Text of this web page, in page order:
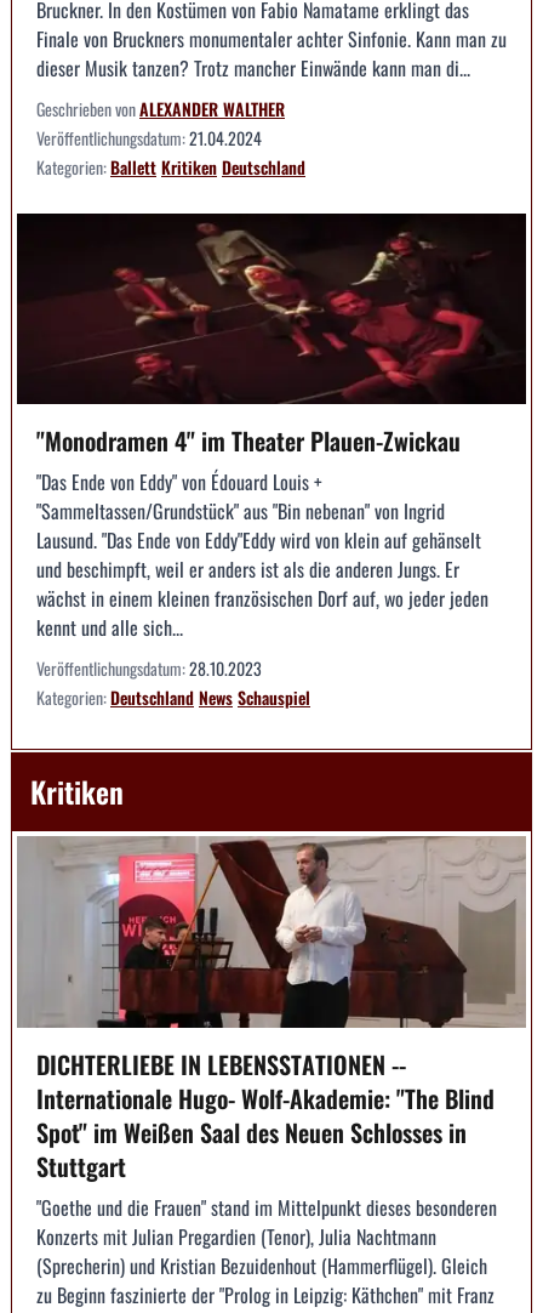
Bruckner. In den Kostümen von Fabio Namatame erklingt das
Finale von Bruckners monumentaler achter Sinfonie. Kann man zu
dieser Musik tanzen? Trotz mancher Einwände kann man di...
Geschrieben vonALEXANDER WALTHER
Veröffentlichungsdatum:21.04.2024
Kategorien:BallettKritikenDeutschland
"Monodramen 4" im Theater Plauen-Zwickau
"Das Ende von Eddy" von Édouard Louis +
"Sammeltassen/Grundstück" aus "Bin nebenan" von Ingrid
Lausund. "Das Ende von Eddy"Eddy wird von klein auf gehänselt
und beschimpft, weil er anders ist als die anderen Jungs. Er
wächst in einem kleinen französischen Dorf auf, wo jeder jeden
kennt und alle sich...
Veröffentlichungsdatum:28.10.2023
Kategorien:DeutschlandNewsSchauspiel
Kritiken
DICHTERLIEBE IN LEBENSSTATIONEN --
Internationale Hugo- Wolf-Akademie: "The Blind
Spot" im Weißen Saal des Neuen Schlosses in
Stuttgart
"Goethe und die Frauen" stand im Mittelpunkt dieses besonderen
Konzerts mit Julian Pregardien (Tenor), Julia Nachtmann
(Sprecherin) und Kristian Bezuidenhout (Hammerflügel). Gleich
zu Beginn faszinierte der "Prolog in Leipzig: Käthchen" mit Franz